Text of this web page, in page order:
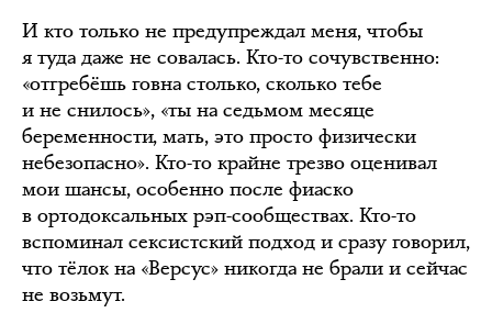
И кто только не предупреждал меня, чтобы
я туда даже не совалась. Кто-то сочувственно:
«отгребёшь говна столько, сколько тебе
и не снилось», «ты на седьмом месяце
беременности, мать, это просто физически
небезопасно». Кто-то крайне трезво оценивал
мои шансы, особенно после фиаско
в ортодоксальных рэп-сообществах. Кто-то
вспоминал сексистский подход и сразу говорил,
что тёлок на «Версус» никогда не брали и сейчас
не возьмут.